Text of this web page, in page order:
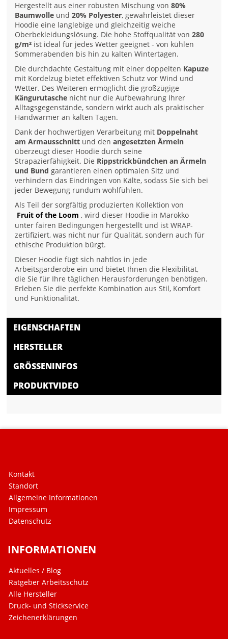
Hergestellt aus einer robusten Mischung von80%
Baumwolle und20% Polyester, gewährleistet dieser
Hoodie eine langlebige und gleichzeitig weiche
Oberbekleidungslösung. Die hohe Stoffqualität von280
g/m² ist ideal für jedes Wetter geeignet - von kühlen
Sommerabenden bis hin zu kalten Wintertagen.
Die durchdachte Gestaltung mit einer doppelten Kapuze
mit Kordelzug bietet effektiven Schutz vor Wind und
Wetter. Des Weiteren ermöglicht die großzügige
Kängurutasche nicht nur die Aufbewahrung Ihrer
Alltagsgegenstände, sondern wirkt auch als praktischer
Handwärmer an kalten Tagen.
Dank der hochwertigen Verarbeitung mit Doppelnaht
am Armausschnitt und denangesetzten Ärmeln
überzeugt dieser Hoodie durch seine
Strapazierfähigkeit. Die Rippstrickbündchen an Ärmeln
und Bund garantieren einen optimalen Sitz und
verhindern das Eindringen von Kälte, sodass Sie sich bei
jeder Bewegung rundum wohlfühlen.
Als Teil der sorgfältig produzierten Kollektion von
Fruit of the Loom , wird dieser Hoodie in Marokko
unter fairen Bedingungen hergestellt und ist WRAP-
zertifiziert, was nicht nur für Qualität, sondern auch für
ethische Produktion bürgt.
Dieser Hoodie fügt sich nahtlos in jede
Arbeitsgarderobe ein und bietet Ihnen die Flexibilität,
die Sie für Ihre täglichen Herausforderungen benötigen.
Erleben Sie die perfekte Kombination aus Stil, Komfort
und Funktionalität.
EIGENSCHAFTEN
HERSTELLER
GRÖSSENINFOS
PRODUKTVIDEO
Kontakt
Standort
Allgemeine Informationen
Impressum
Datenschutz
INFORMATIONEN
Aktuelles / Blog
Ratgeber Arbeitsschutz
Alle Hersteller
Druck- und Stickservice
Zeichenerklärungen